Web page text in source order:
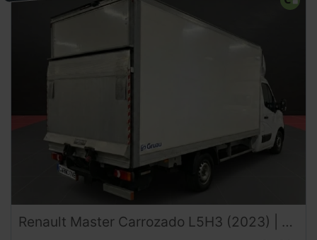
Renault Master Carrozado L5H3 (2023) | Caja 4,60m | Trampilla | 3500kg | Carnet B